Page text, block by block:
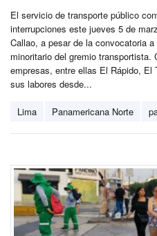
El servicio de transporte público
interrupciones este jueves 5 de
Callao, a pesar de la convocatoria
minoritario del gremio
empresas, entre ellas El Rápido,
sus labores desde...
Lima Panamericana Norte